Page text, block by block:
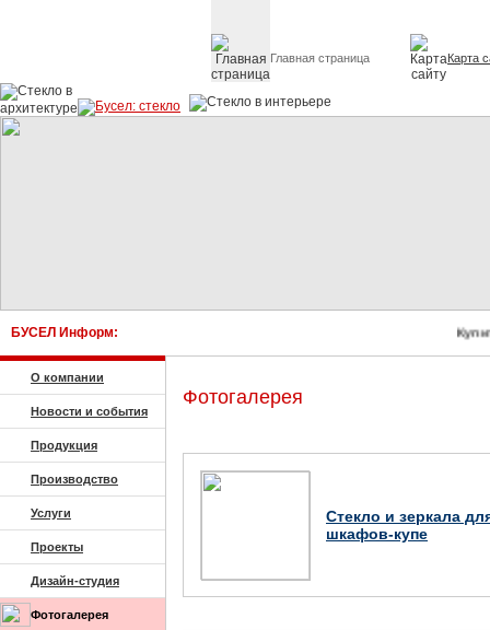
Главная страница Карта
БУСЕЛ Информ:
О компании
Новости и события
Продукция
Производство
Услуги
Проекты
Дизайн-студия
Фотогалерея
Фотогалерея
Стекло и зеркала
шкафов-купе